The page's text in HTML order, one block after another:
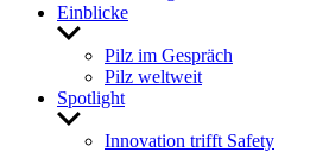
Einblicke
Untermenü
anzeigenPilz im Gespräch
Pilz welt­weit
Spot­light
Untermenü
anzeigenInno­va­tion trifft Safety